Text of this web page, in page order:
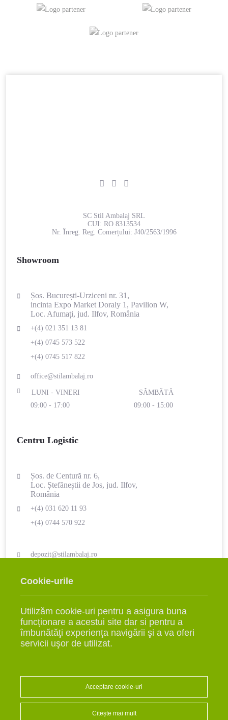
SC Stil Ambalaj SRL
CUI: RO 8313534
Nr. Înreg. Reg. Comerțului: J40/2563/1996
Showroom
Șos. București-Urziceni nr. 31,
incinta Expo Market Doraly 1, Pavilion W,
Loc. Afumați, jud. Ilfov, România
+(4) 021 351 13 81
+(4) 0745 573 522
+(4) 0745 517 822
office@stilambalaj.ro
LUNI - VINERI
09:00 - 17:00
SÂMBĂTĂ
09:00 - 15:00
Centru Logistic
Șos. de Centură nr. 6,
Loc. Ștefăneștii de Jos, jud. Ilfov,
România
+(4) 031 620 11 93
+(4) 0744 570 922
depozit@stilambalaj.ro
09:00 - 17:00
Intreabă Specialistul
Cookie-urile
Utilizăm cookie-uri pentru a asigura buna
funcționare a acestui site dar si pentru a
îmbunătăţi experienţa navigării şi a va oferi
servicii uşor de utilizat.
Acceptare cookie-uri
Citește mai mult